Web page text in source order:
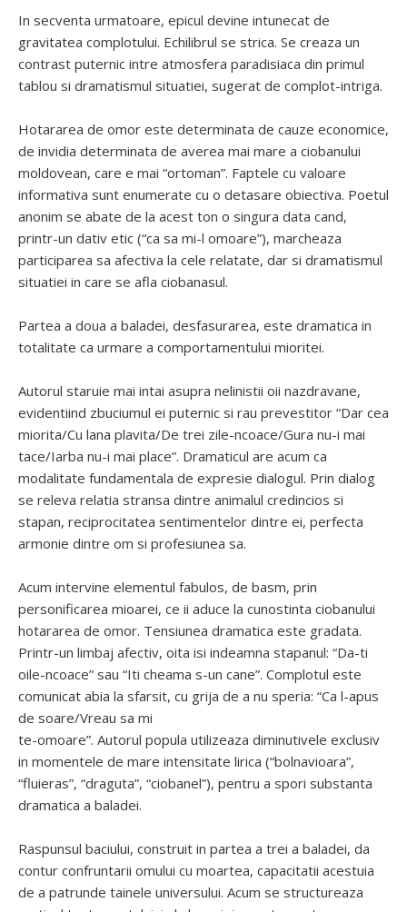
In secventa urmatoare, epicul devine intunecat de
gravitatea complotului. Echilibrul se strica. Se creaza un
contrast puternic intre atmosfera paradisiaca din primul
tablou si dramatismul situatiei, sugerat de complot-intriga.
Hotararea de omor este determinata de cauze economice,
de invidia determinata de averea mai mare a ciobanului
moldovean, care e mai “ortoman”. Faptele cu valoare
informativa sunt enumerate cu o detasare obiectiva. Poetul
anonim se abate de la acest ton o singura data cand,
printr-un dativ etic (“ca sa mi-l omoare”), marcheaza
participarea sa afectiva la cele relatate, dar si dramatismul
situatiei in care se afla ciobanasul.
Partea a doua a baladei, desfasurarea, este dramatica in
totalitate ca urmare a comportamentului mioritei.
Autorul staruie mai intai asupra nelinistii oii nazdravane,
evidentiind zbuciumul ei puternic si rau prevestitor “Dar cea
miorita/Cu lana plavita/De trei zile-ncoace/Gura nu-i mai
tace/Iarba nu-i mai place”. Dramaticul are acum ca
modalitate fundamentala de expresie dialogul. Prin dialog
se releva relatia stransa dintre animalul credincios si
stapan, reciprocitatea sentimentelor dintre ei, perfecta
armonie dintre om si profesiunea sa.
Acum intervine elementul fabulos, de basm, prin
personificarea mioarei, ce ii aduce la cunostinta ciobanului
hotararea de omor. Tensiunea dramatica este gradata.
Printr-un limbaj afectiv, oita isi indeamna stapanul: “Da-ti
oile-ncoace” sau “Iti cheama s-un cane”. Complotul este
comunicat abia la sfarsit, cu grija de a nu speria: “Ca l-apus
de soare/Vreau sa mi
te-omoare”. Autorul popula utilizeaza diminutivele exclusiv
in momentele de mare intensitate lirica (“bolnavioara”,
“fluieras”, “draguta”, “ciobanel”), pentru a spori substanta
dramatica a baladei.
Raspunsul baciului, construit in partea a trei a baladei, da
contur confruntarii omului cu moartea, capacitatii acestuia
de a patrunde tainele universului. Acum se structureaza